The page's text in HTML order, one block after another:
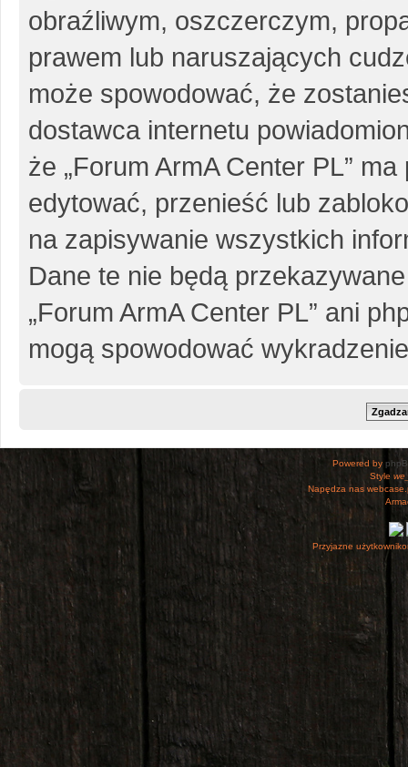
obraźliwym, oszczerczym,
prawem lub naruszających
może spowodować, że
dostawca internetu
że „Forum ArmA Center PL”
edytować, przenieść lub
na zapisywanie wszystkich
Dane te nie będą
„Forum ArmA Center PL” ani
mogą spowodować
Powered by
Style
Napędza nas
Przyjazne